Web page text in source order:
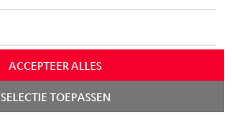
22.06.2026
Plus…
chat
ACCEPTEER ALLES
SELECTIE TOEPASSEN